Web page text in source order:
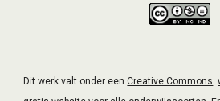
Dit werk valt onder eenCreative Commons.